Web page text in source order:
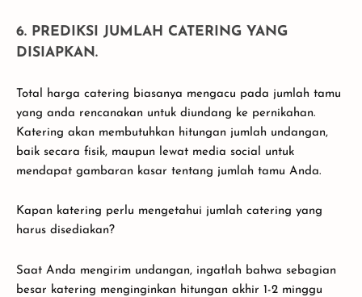
6. PREDIKSI JUMLAH CATERING YANG
DISIAPKAN.
Total harga catering biasanya mengacu pada jumlah tamu
yang anda rencanakan untuk diundang ke pernikahan.
Katering akan membutuhkan hitungan jumlah undangan,
baik secara fisik, maupun lewat media social untuk
mendapat gambaran kasar tentang jumlah tamu Anda.
Kapan katering perlu mengetahui jumlah catering yang
harus disediakan?
Saat Anda mengirim undangan, ingatlah bahwa sebagian
besar katering menginginkan hitungan akhir 1-2 minggu